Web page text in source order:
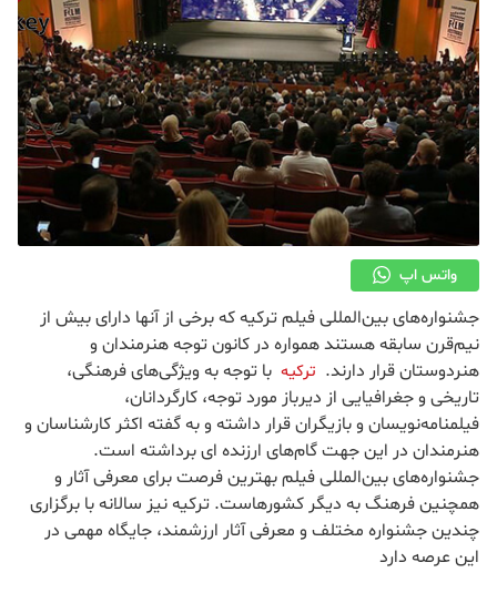
واتس اپ
جشنواره‌های بین‌المللی فیلم ترکیه که برخی از آنها دارای بیش از
نیم‌قرن سابقه هستند همواره در کانون توجه هنرمندان و
هنردوستان قرار دارند. ترکیه با توجه به ویژگی‌های فرهنگی،
تاریخی و جغرافیایی از دیرباز مورد توجه، کارگردانان،
فیلمنامه‌نویسان و بازیگران قرار داشته و به گفته اکثر کارشناسان و
هنرمندان در این جهت گام‌های ارزنده ای برداشته است.
جشنواره‌های بین‌المللی فیلم بهترین فرصت برای معرفی آثار و
همچنین فرهنگ به دیگر کشورهاست. ترکیه نیز سالانه با برگزاری
چندین جشنواره مختلف و معرفی آثار ارزشمند، جایگاه مهمی در
این عرصه دارد